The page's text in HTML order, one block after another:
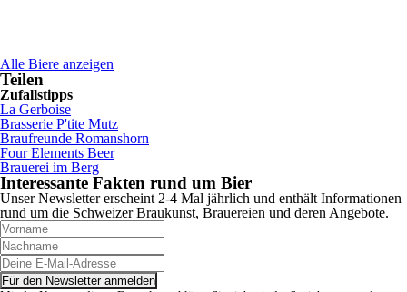
Alle Biere anzeigen
Teilen
Zufallstipps
La Gerboise
Brasserie P'tite Mutz
Braufreunde Romanshorn
Four Elements Beer
Brauerei im Berg
Interessante Fakten rund um Bier
Unser Newsletter erscheint 2-4 Mal jährlich und enthält Informationen
rund um die Schweizer Braukunst, Brauereien und deren Angebote.